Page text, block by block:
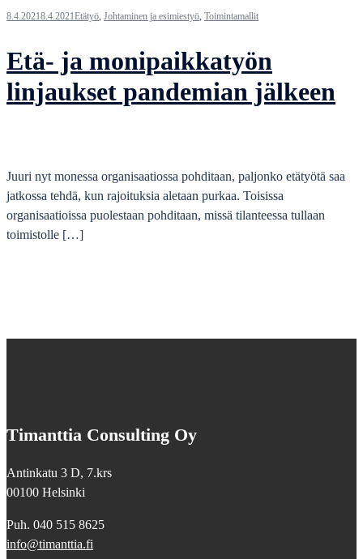
8.4.20218.4.2021Etätyö, Johtaminen ja esimiestyö, Toimintamallit
Etä- ja monipaikkatyön
linjaukset pandemian jälkeen
Juuri nyt monessa organisaatiossa pohditaan, paljonko etätyötä saa
jatkossa tehdä, kun rajoituksia aletaan purkaa. Toisissa
organisaatioissa puolestaan pohditaan, missä tilanteessa tullaan
toimistolle […]
Timanttia Consulting Oy
Antinkatu 3 D, 7.krs
00100 Helsinki
Puh. 040 515 8625
info@timanttia.fi